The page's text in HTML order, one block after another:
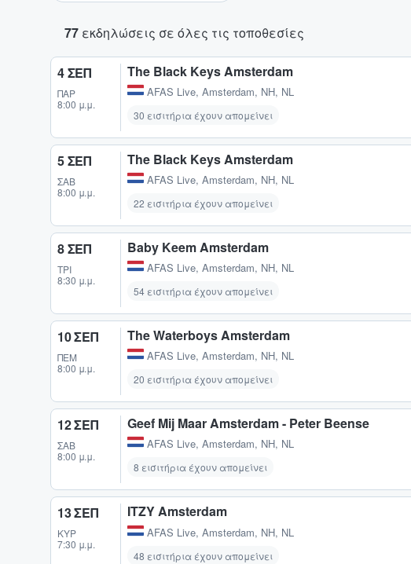
77 εκδηλώσεις σε όλες τις τοποθεσίες
4 ΣΕΠ
ΠΑΡ
8:00 μ.μ.
The Black Keys Amsterdam
AFAS Live, Amsterdam, NH, NL
30 εισιτήρια έχουν απομείνει
5 ΣΕΠ
ΣΆΒ
8:00 μ.μ.
The Black Keys Amsterdam
AFAS Live, Amsterdam, NH, NL
22 εισιτήρια έχουν απομείνει
8 ΣΕΠ
ΤΡΊ
8:30 μ.μ.
Baby Keem Amsterdam
AFAS Live, Amsterdam, NH, NL
54 εισιτήρια έχουν απομείνει
10 ΣΕΠ
ΠΈΜ
8:00 μ.μ.
The Waterboys Amsterdam
AFAS Live, Amsterdam, NH, NL
20 εισιτήρια έχουν απομείνει
12 ΣΕΠ
ΣΆΒ
8:00 μ.μ.
Geef Mij Maar Amsterdam - Peter Beense
AFAS Live, Amsterdam, NH, NL
8 εισιτήρια έχουν απομείνει
13 ΣΕΠ
ΚΥΡ
7:30 μ.μ.
ITZY Amsterdam
AFAS Live, Amsterdam, NH, NL
48 εισιτήρια έχουν απομείνει